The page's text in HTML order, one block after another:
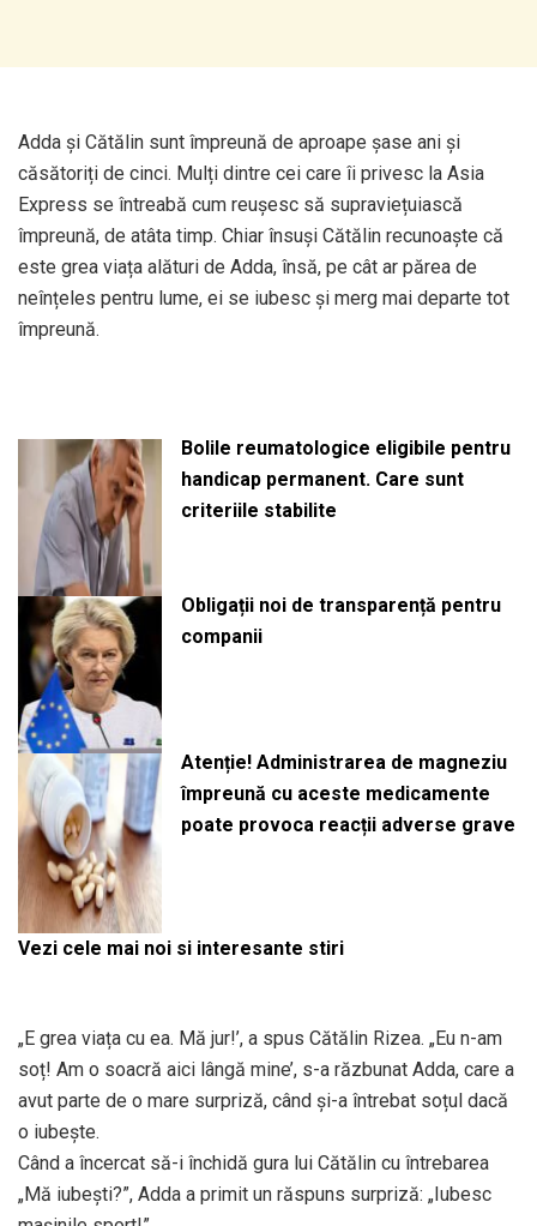
Adda și Cătălin sunt împreună de aproape șase ani și
căsătoriți de cinci. Mulți dintre cei care îi privesc la Asia
Express se întreabă cum reușesc să supraviețuiască
împreună, de atâta timp. Chiar însuși Cătălin recunoaște că
este grea viața alături de Adda, însă, pe cât ar părea de
neînțeles pentru lume, ei se iubesc și merg mai departe tot
împreună.
Bolile reumatologice eligibile pentru
handicap permanent. Care sunt
criteriile stabilite
Obligații noi de transparență pentru
companii
Atenție! Administrarea de magneziu
împreună cu aceste medicamente
poate provoca reacții adverse grave
Vezi cele mai noi si interesante stiri
„E grea viața cu ea. Mă jur!’, a spus Cătălin Rizea. „Eu n-am
soț! Am o soacră aici lângă mine’, s-a răzbunat Adda, care a
avut parte de o mare surpriză, când și-a întrebat soțul dacă
o iubește.
Când a încercat să-i închidă gura lui Cătălin cu întrebarea
„Mă iubești?”, Adda a primit un răspuns surpriză: „Iubesc